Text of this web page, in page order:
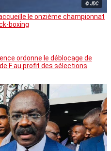
© JDC
le onzième championnat
boxing
ordonne le déblocage de
F au profit des sélections